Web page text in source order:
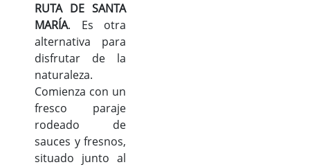
RUTA DE SANTA
MARÍA. Es otra
alternativa para
disfrutar de la
naturaleza.
Comienza con un
fresco paraje
rodeado de
sauces y fresnos,
situado junto al